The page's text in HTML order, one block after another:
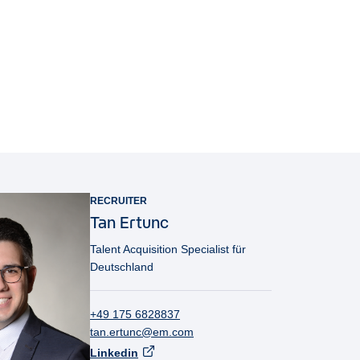
RECRUITER
Tan Ertunc
Talent Acquisition Specialist für
Deutschland
+49 175 6828837
tan.ertunc@em.com
Linkedin